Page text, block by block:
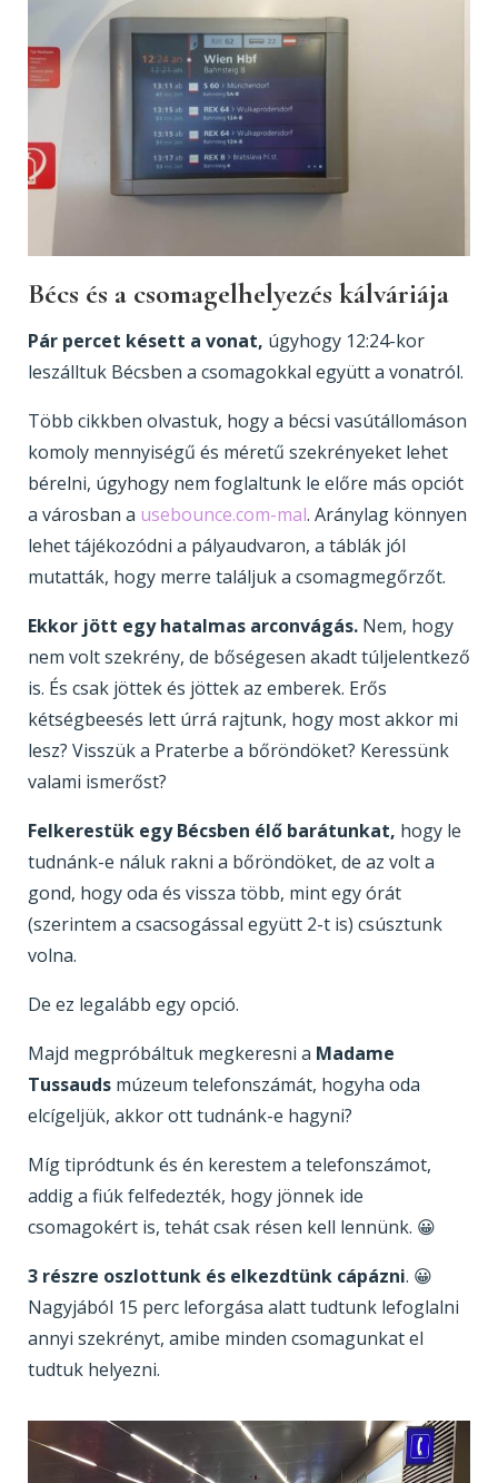
Bécs és a csomagelhelyezés kálváriája
Pár percet késett a vonat, úgyhogy 12:24-kor
leszálltuk Bécsben a csomagokkal együtt a vonatról.
Több cikkben olvastuk, hogy a bécsi vasútállomáson
komoly mennyiségű és méretű szekrényeket lehet
bérelni, úgyhogy nem foglaltunk le előre más opciót
a városban a usebounce.com-mal. Aránylag könnyen
lehet tájékozódni a pályaudvaron, a táblák jól
mutatták, hogy merre találjuk a csomagmegőrzőt.
Ekkor jött egy hatalmas arconvágás. Nem, hogy
nem volt szekrény, de bőségesen akadt túljelentkező
is. És csak jöttek és jöttek az emberek. Erős
kétségbeesés lett úrrá rajtunk, hogy most akkor mi
lesz? Visszük a Praterbe a bőröndöket? Keressünk
valami ismerőst?
Felkerestük egy Bécsben élő barátunkat, hogy le
tudnánk-e náluk rakni a bőröndöket, de az volt a
gond, hogy oda és vissza több, mint egy órát
(szerintem a csacsogással együtt 2-t is) csúsztunk
volna.
De ez legalább egy opció.
Majd megpróbáltuk megkeresni a Madame
Tussauds múzeum telefonszámát, hogyha oda
elcígeljük, akkor ott tudnánk-e hagyni?
Míg tipródtunk és én kerestem a telefonszámot,
addig a fiúk felfedezték, hogy jönnek ide
csomagokért is, tehát csak résen kell lennünk. 😀
3 részre oszlottunk és elkezdtünk cápázni. 😀
Nagyjából 15 perc leforgása alatt tudtunk lefoglalni
annyi szekrényt, amibe minden csomagunkat el
tudtuk helyezni.